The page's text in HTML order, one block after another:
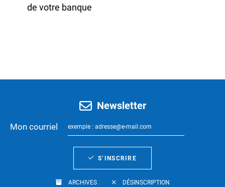
de votre banque
Newsletter
Mon courriel
S’INSCRIRE
ARCHIVES DÉSINSCRIPTION